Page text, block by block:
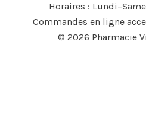
Horaires :
Commandes en ligne
© 2026 Pharmacie